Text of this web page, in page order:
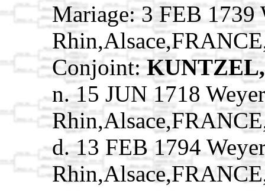
Mariage: 3 FEB 1739
Conjoint:
n. 15 JUN 1718
d. 13 FEB 1794